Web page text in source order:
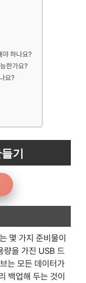
야 하나요?
한가요?
요?
기
몇 가지 준비물이
량을 가진 USB 드
는 모든 데이터가
백업해 두는 것이